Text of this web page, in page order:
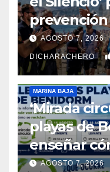
AGOSTO 7, 2026
DICHARACHERO
MARINA BAJA
‘Mirada
playas de
enseñar
reciclar los
AGOSTO 7, 2026